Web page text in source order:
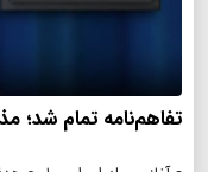
تفاهم‌نامه تمام شد؛